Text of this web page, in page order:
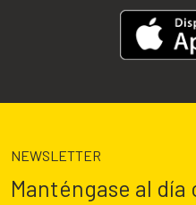
NEWSLETTER
Manténgase al